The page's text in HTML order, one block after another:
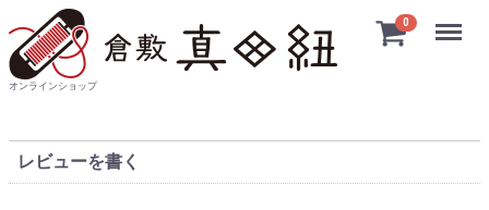
オンラインショップ
0 Menu
レビューを書く